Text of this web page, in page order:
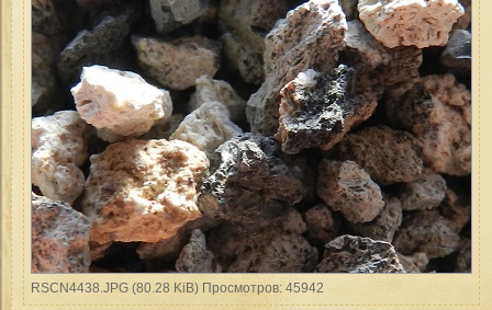
RSCN4438.JPG (80.28 KiB) Просмотров: 45942